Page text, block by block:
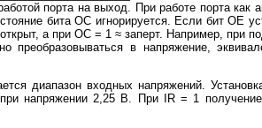
порта на выход. При работе порта как
бита ОС игнорируется. Если бит ОЕ
а при ОС = 1 ≈ заперт. Например, при
в напряжение,
диапазон входных напряжений.
напряжении 2,25 В. При IR = 1